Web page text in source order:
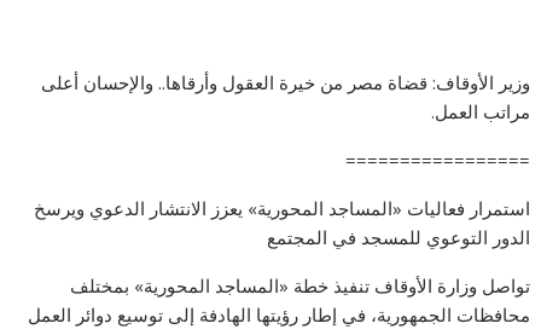
وزير الأوقاف: قضاة مصر من خيرة العقول وأرقاها.. والإحسان أعلى
مراتب العمل.
=================
استمرار فعاليات «المساجد المحورية» يعزز الانتشار الدعوي ويرسخ
الدور التوعوي للمسجد في المجتمع
تواصل وزارة الأوقاف تنفيذ خطة «المساجد المحورية» بمختلف
محافظات الجمهورية، في إطار رؤيتها الهادفة إلى توسيع دوائر العمل